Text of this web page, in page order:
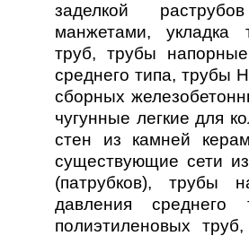
заделкой
манжетами, укладка
труб, трубы
среднего типа, трубы
сборных
чугунные легкие для
стен из камней
существующие сети
(патрубков), трубы
давления среднего
полиэтиленовых